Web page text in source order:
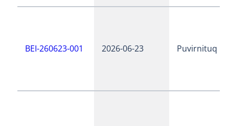
BEI-260623-001 2026-06-23 Puvirnituq